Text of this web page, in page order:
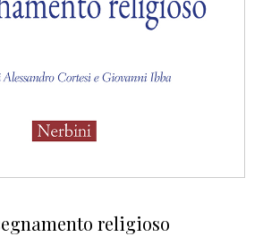
religioso